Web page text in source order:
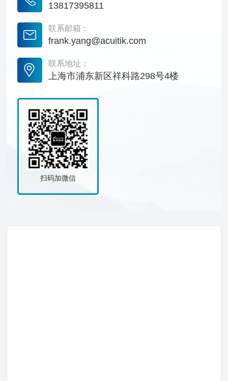
13817395811
联系邮箱：
frank.yang@acuitik.com
联系地址：
上海市浦东新区祥科路298号4楼
扫码加微信